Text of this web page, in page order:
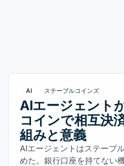
AI ステーブルコインズ
AIエージェント
コインで相互決
組みと意義
AIエージェントはステーブ
めた。銀行口座を持てない